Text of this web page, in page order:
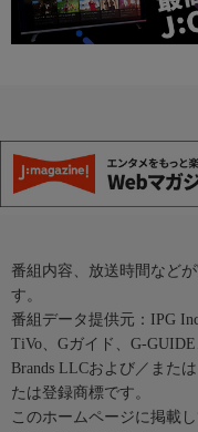
番組内容、放送時間など
す。
番組データ提供元：IPG
TiVo、Gガイド、G-
Brands LLCおよび／また
たは登録商標です。
このホームページに掲載